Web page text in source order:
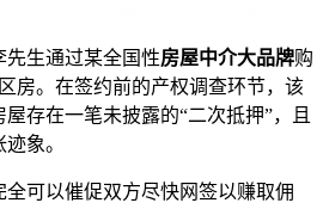
先生通过某全国性房屋中介大品牌购
房。在签约前的产权调查环节，该
存在一笔未披露的“二次抵押”，且
象。
可以催促双方尽快网签以赚取佣